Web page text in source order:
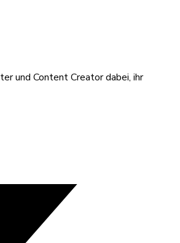
und Content Creator dabei, ihr